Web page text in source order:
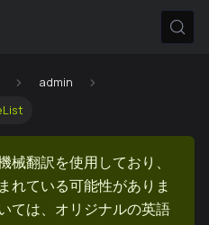
admin
械翻訳を使用しており、
れている可能性がありま
ては、オリジナルの英語